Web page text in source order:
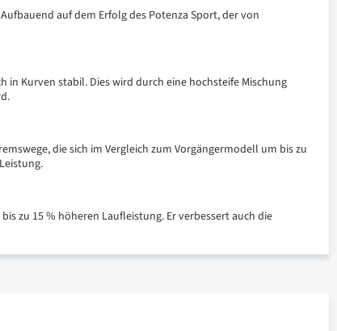
auf dem Erfolg des Potenza Sport, der von
in Kurven stabil. Dies wird durch eine hochsteife Mischung
die sich im Vergleich zum Vorgängermodell um bis zu
zu 15 % höheren Laufleistung. Er verbessert auch die